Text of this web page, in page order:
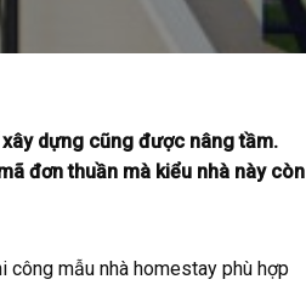
dựng cũng được nâng tầm.
đơn thuần mà kiểu nhà này còn
công mẫu nhà homestay phù hợp